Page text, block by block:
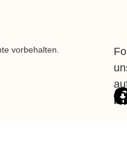
vorbehalten.